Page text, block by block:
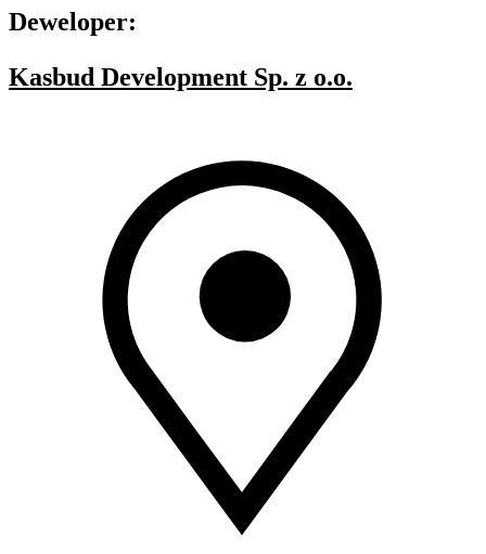
Deweloper:
Kasbud Development Sp. z o.o.